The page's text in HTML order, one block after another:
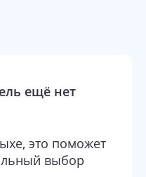
ещё нет
это поможет
выбор